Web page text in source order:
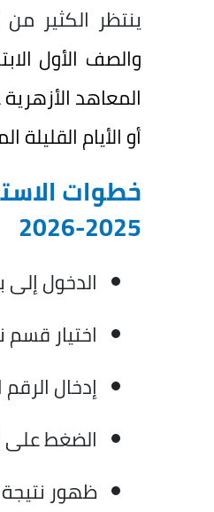
ينتظر الكثير من
أو الأيام القليلة
خطوات
2025-2026
الدخول إلى
اختيار قسم
إدخال
الضغط على
ظهور